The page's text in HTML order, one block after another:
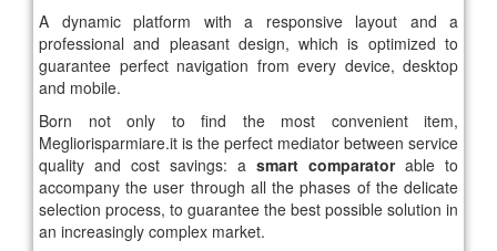
A dynamic platform with a responsive layout and a
professional and pleasant design, which is optimized to
guarantee perfect navigation from every device, desktop
and mobile.
Born not only to find the most convenient item,
Megliorisparmiare.it is the perfect mediator between service
quality and cost savings: a smart comparator able to
accompany the user through all the phases of the delicate
selection process, to guarantee the best possible solution in
an increasingly complex market.